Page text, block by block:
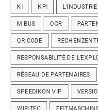
KI KPI L'INDUSTRIE
M-BUS OCR
QR-CODE
RESPONSABILITÉ DE
RÉSEAU DE PARTENAIRES
SPEEDIKON VIP
WIRITEC